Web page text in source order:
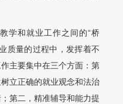
学和就业工作之间的“桥
质量的过程中，发挥着不
主要集中在三个方面：第
立正确的就业观念和法治
第二，精准辅导和能力提